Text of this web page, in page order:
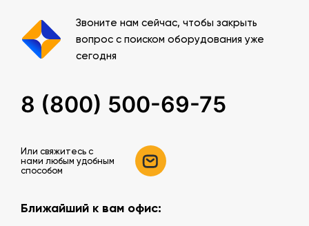
Звоните нам сейчас, чтобы закрыть
вопрос с поиском оборудования уже
сегодня
8 (800) 500-69-75
Или свяжитесь c
нами любым удобным
способом
Ближайший к вам офис: